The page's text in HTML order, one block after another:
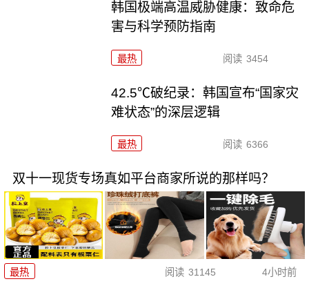
韩国极端高温威胁健康：致命危
害与科学预防指南
最热 阅读 3454
42.5℃破纪录：韩国宣布“国家灾
难状态”的深层逻辑
最热 阅读 6366
双十一现货专场真如平台商家所说的那样吗？
最热 阅读 31145 4小时前